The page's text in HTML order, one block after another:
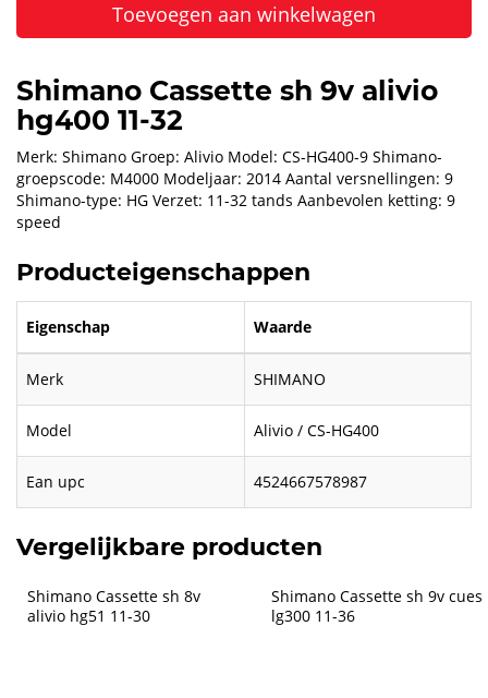
Toevoegen aan winkelwagen
Shimano Cassette sh 9v alivio
hg400 11-32
Merk: Shimano Groep: Alivio Model: CS-HG400-9 Shimano-
groepscode: M4000 Modeljaar: 2014 Aantal versnellingen: 9
Shimano-type: HG Verzet: 11-32 tands Aanbevolen ketting: 9
speed
Producteigenschappen
Eigenschap Waarde
Merk SHIMANO
Model Alivio / CS-HG400
Ean upc 4524667578987
Vergelijkbare producten
Shimano Cassette sh 8v
alivio hg51 11-30
Shimano Cassette sh 9v cues
lg300 11-36